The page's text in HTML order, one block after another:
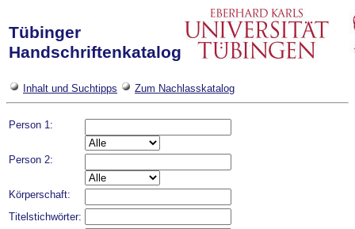
Tübinger
Handschriftenkatalog
Inhalt und Suchtipps Zum Nachlasskatalog
Person 1:
Person 2:
Körperschaft:
Titelstichwörter: